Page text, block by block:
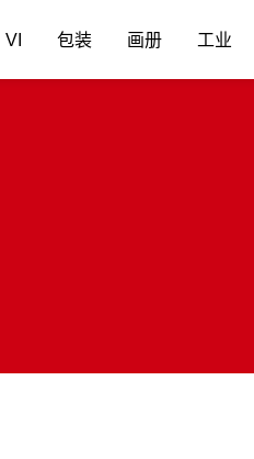
VI 包装 画册 工业